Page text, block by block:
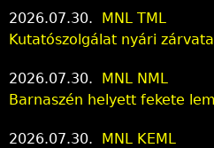
2026.07.30.
MNL TML
Kutatószolgálat nyári
2026.07.30.
MNL NML
Barnaszén helyett fekete
2026.07.30.
MNL KEML